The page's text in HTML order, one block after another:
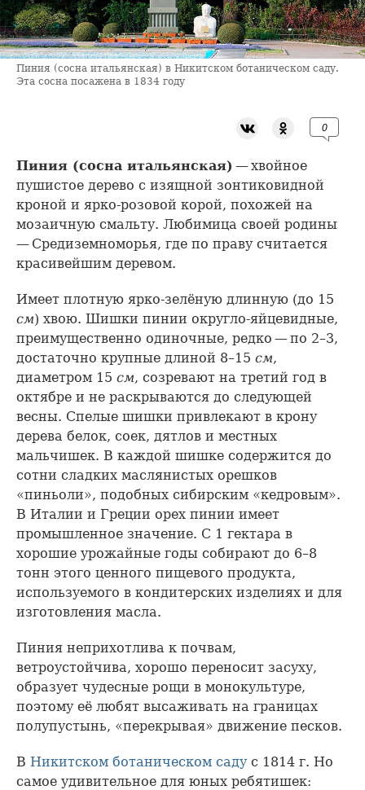
Пиния (сосна итальянская) в Никитском ботаническом саду.
Эта сосна посажена в 1834 году
0
Пиния (сосна итальянская) — хвойное
пушистое дерево с изящной зонтиковидной
кроной и ярко-розовой корой, похожей на
мозаичную смальту. Любимица своей родины
— Средиземноморья, где по праву считается
красивейшим деревом.
Имеет плотную ярко-зелёную длинную (до 15
см) хвою. Шишки пинии округло-яйцевидные,
преимущественно одиночные, редко — по 2–3,
достаточно крупные длиной 8–15 см,
диаметром 15 см, созревают на третий год в
октябре и не раскрываются до следующей
весны. Спелые шишки привлекают в крону
дерева белок, соек, дятлов и местных
мальчишек. В каждой шишке содержится до
сотни сладких маслянистых орешков
«пиньоли», подобных сибирским «кедровым».
В Италии и Греции орех пинии имеет
промышленное значение. С 1 гектара в
хорошие урожайные годы собирают до 6–8
тонн этого ценного пищевого продукта,
используемого в кондитерских изделиях и для
изготовления масла.
Пиния неприхотлива к почвам,
ветроустойчива, хорошо переносит засуху,
образует чудесные рощи в монокультуре,
поэтому её любят высаживать на границах
полупустынь, «перекрывая» движение песков.
В Никитском ботаническом садус 1814 г. Но
самое удивительное для юных ребятишек: